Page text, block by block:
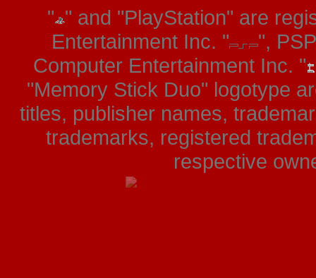
" " and "PlayStation" are
Entertainment Inc. "
",
Computer Entertainment Inc. "
"Memory Stick Duo" logotype
titles, publisher names,
trademarks, registered
respective